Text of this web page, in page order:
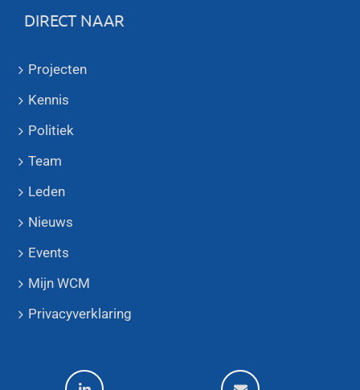
DIRECT NAAR
Projecten
Kennis
Politiek
Team
Leden
Nieuws
Events
Mijn WCM
Privacyverklaring